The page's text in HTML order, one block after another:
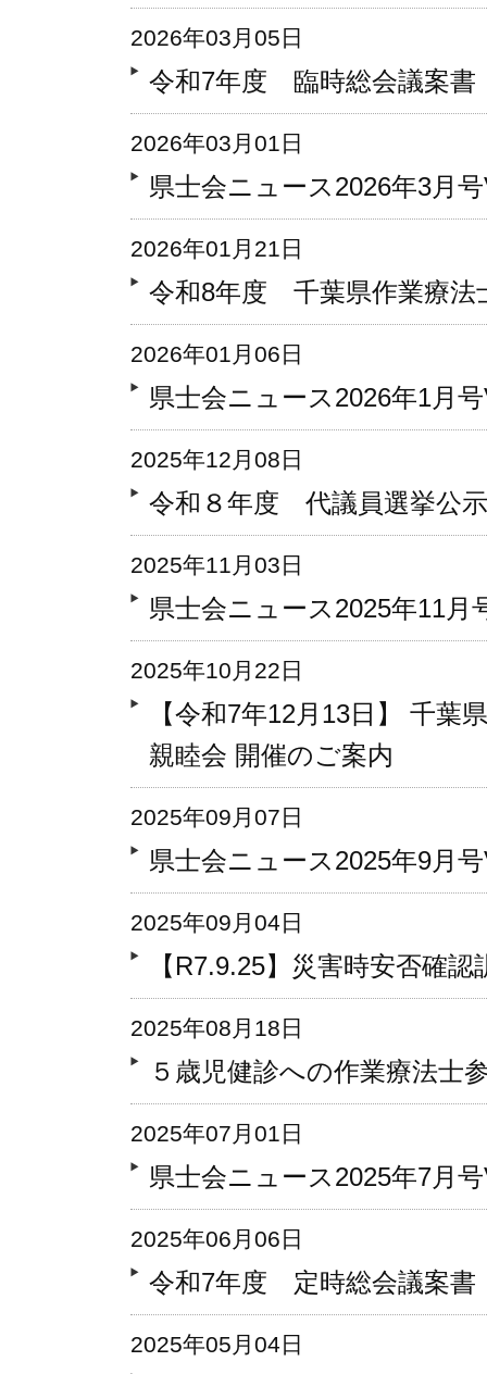
2026年03月05日
令和7年度 臨時総会議案書
2026年03月01日
県士会ニュース2026年3月
2026年01月21日
令和8年度 千葉県作業療法
2026年01月06日
県士会ニュース2026年1月
2025年12月08日
令和８年度 代議員選挙公
2025年11月03日
県士会ニュース2025年11月
2025年10月22日
【令和7年12月13日】 千
親睦会 開催のご案内
2025年09月07日
県士会ニュース2025年9月
2025年09月04日
【R7.9.25】災害時安否確
2025年08月18日
５歳児健診への作業療法士
2025年07月01日
県士会ニュース2025年7月
2025年06月06日
令和7年度 定時総会議案書
2025年05月04日